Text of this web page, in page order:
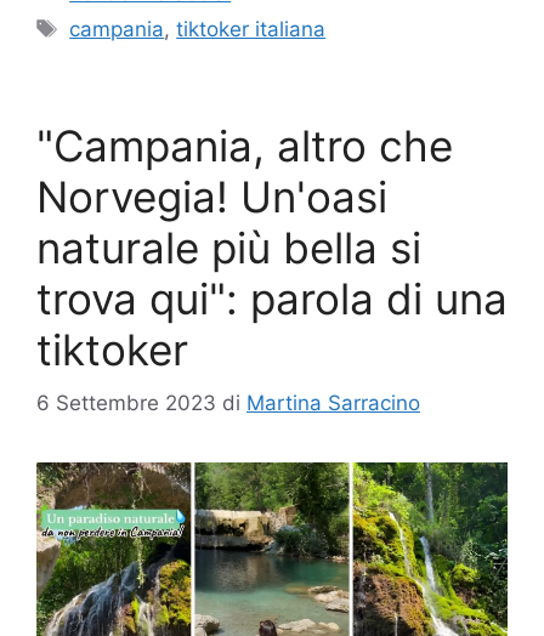
Tag
campania,tiktoker italiana
"Campania, altro che
Norvegia! Un'oasi
naturale più bella si
trova qui": parola di una
tiktoker
6 Settembre 2023 di Martina Sarracino